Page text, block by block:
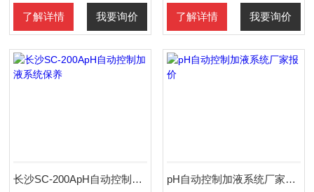
了解详情 我要询价 了解详情 我要询价
长沙SC-200ApH自动控制加液系统保养 pH自动控制加液系统厂家报价